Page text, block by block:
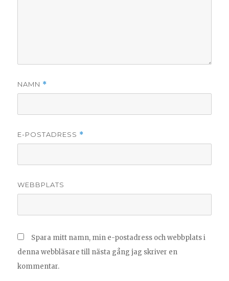
NAMN *
E-POSTADRESS *
WEBBPLATS
Spara mitt namn, min e-postadress och webbplats i
denna webbläsare till nästa gång jag skriver en
kommentar.